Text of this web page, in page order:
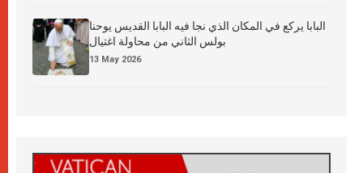
البابا يركع في المكان الذي نجا فيه البابا القديس يوحنا
بولس الثاني من محاولة اغتيال
13 May 2026